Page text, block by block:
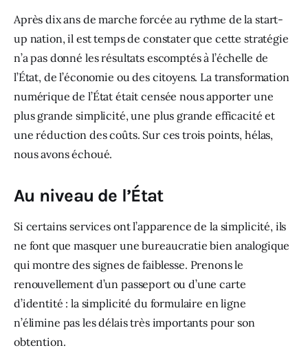
Après dix ans de marche forcée au rythme de la start-
up nation, il est temps de constater que cette stratégie
n’a pas donné les résultats escomptés à l’échelle de
l’État, de l’économie ou des citoyens. La transformation
numérique de l’État était censée nous apporter une
plus grande simplicité, une plus grande efficacité et
une réduction des coûts. Sur ces trois points, hélas,
nous avons échoué.
Au niveau de l’État
Si certains services ont l’apparence de la simplicité, ils
ne font que masquer une bureaucratie bien analogique
qui montre des signes de faiblesse. Prenons le
renouvellement d’un passeport ou d’une carte
d’identité : la simplicité du formulaire en ligne
n’élimine pas les délais très importants pour son
obtention.